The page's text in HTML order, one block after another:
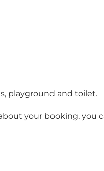
playground and toilet.
your booking, you